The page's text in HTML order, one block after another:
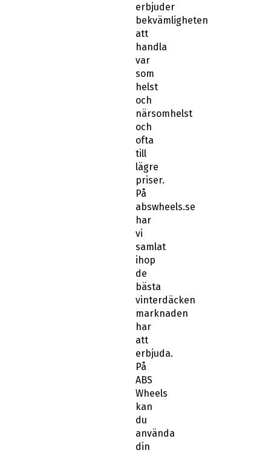
erbjuder
bekvämligheten
att
handla
var
som
helst
och
närsomhelst
och
ofta
till
lägre
priser.
På
abswheels.se
har
vi
samlat
ihop
de
bästa
vinterdäcken
marknaden
har
att
erbjuda.
På
ABS
Wheels
kan
du
använda
din